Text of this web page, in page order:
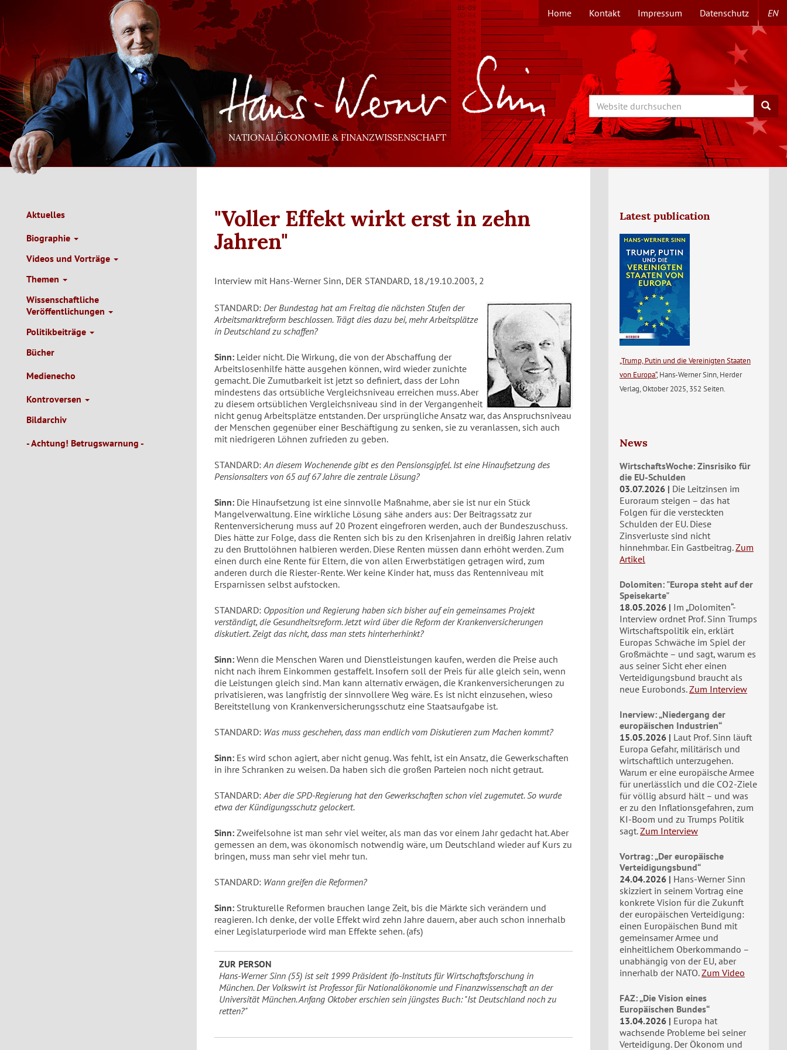
zum
Inhalt
TOPMENÜ
Home Kontakt Impressum Datenschutz EN
NATIONALÖKONOMIE & FINANZWISSENSCHAFT
Search Search
Main
Navigation
de
Aktuelles
Biographie
Videos und Vorträge
Themen
Wissenschaftliche
Veröffentlichungen
Politikbeiträge
Bücher
Medienecho
Kontroversen
Bildarchiv
- Achtung! Betrugswarnung -
"Voller Effekt wirkt erst in zehn
Jahren"
Interview mit Hans-Werner Sinn, DER STANDARD, 18./19.10.2003, 2
STANDARD: Der Bundestag hat am Freitag die nächsten Stufen der
Arbeitsmarktreform beschlossen. Trägt dies dazu bei, mehr Arbeitsplätze
in Deutschland zu schaffen?
Sinn: Leider nicht. Die Wirkung, die von der Abschaffung der
Arbeitslosenhilfe hätte ausgehen können, wird wieder zunichte
gemacht. Die Zumutbarkeit ist jetzt so definiert, dass der Lohn
mindestens das ortsübliche Vergleichsniveau erreichen muss. Aber
zu diesem ortsüblichen Vergleichsniveau sind in der Vergangenheit
nicht genug Arbeitsplätze entstanden. Der ursprüngliche Ansatz war, das Anspruchsniveau
der Menschen gegenüber einer Beschäftigung zu senken, sie zu veranlassen, sich auch
mit niedrigeren Löhnen zufrieden zu geben.
STANDARD:An diesem Wochenende gibt es den Pensionsgipfel. Ist eine Hinaufsetzung des
Pensionsalters von 65 auf 67 Jahre die zentrale Lösung?
Sinn: Die Hinaufsetzung ist eine sinnvolle Maßnahme, aber sie ist nur ein Stück
Mangelverwaltung. Eine wirkliche Lösung sähe anders aus: Der Beitragssatz zur
Rentenversicherung muss auf 20 Prozent eingefroren werden, auch der Bundeszuschuss.
Dies hätte zur Folge, dass die Renten sich bis zu den Krisenjahren in dreißig Jahren relativ
zu den Bruttolöhnen halbieren werden. Diese Renten müssen dann erhöht werden. Zum
einen durch eine Rente für Eltern, die von allen Erwerbstätigen getragen wird, zum
anderen durch die Riester-Rente. Wer keine Kinder hat, muss das Rentenniveau mit
Ersparnissen selbst aufstocken.
STANDARD: Opposition und Regierung haben sich bisher auf ein gemeinsames Projekt
verständigt, die Gesundheitsreform. Jetzt wird über die Reform der Krankenversicherungen
diskutiert. Zeigt das nicht, dass man stets hinterherhinkt?
Sinn: Wenn die Menschen Waren und Dienstleistungen kaufen, werden die Preise auch
nicht nach ihrem Einkommen gestaffelt. Insofern soll der Preis für alle gleich sein, wenn
die Leistungen gleich sind. Man kann alternativ erwägen, die Krankenversicherungen zu
privatisieren, was langfristig der sinnvollere Weg wäre. Es ist nicht einzusehen, wieso
Bereitstellung von Krankenversicherungsschutz eine Staatsaufgabe ist.
STANDARD: Was muss geschehen, dass man endlich vom Diskutieren zum Machen kommt?
Sinn: Es wird schon agiert, aber nicht genug. Was fehlt, ist ein Ansatz, die Gewerkschaften
in ihre Schranken zu weisen. Da haben sich die großen Parteien noch nicht getraut.
STANDARD:Aber die SPD-Regierung hat den Gewerkschaften schon viel zugemutet. So wurde
etwa der Kündigungsschutz gelockert.
Sinn: Zweifelsohne ist man sehr viel weiter, als man das vor einem Jahr gedacht hat. Aber
gemessen an dem, was ökonomisch notwendig wäre, um Deutschland wieder auf Kurs zu
bringen, muss man sehr viel mehr tun.
STANDARD: Wann greifen die Reformen?
Sinn: Strukturelle Reformen brauchen lange Zeit, bis die Märkte sich verändern und
reagieren. Ich denke, der volle Effekt wird zehn Jahre dauern, aber auch schon innerhalb
einer Legislaturperiode wird man Effekte sehen. (afs)
ZUR PERSON
Hans-Werner Sinn (55) ist seit 1999 Präsident ifo-Instituts für Wirtschaftsforschung in
München. Der Volkswirt ist Professor für Nationalökonomie und Finanzwissenschaft an der
Universität München. Anfang Oktober erschien sein jüngstes Buch: "Ist Deutschland noch zu
retten?"
Latest publication
„Trump, Putin und die Vereinigten Staaten
von Europa“, Hans-Werner Sinn, Herder
Verlag, Oktober 2025, 352 Seiten.
News
WirtschaftsWoche: Zinsrisiko für
die EU-Schulden
03.07.2026
Die Leitzinsen im
Euroraum steigen – das hat
Folgen für die versteckten
Schulden der EU. Diese
Zinsverluste sind nicht
hinnehmbar. Ein Gastbeitrag. Zum
Artikel
Dolomiten: "Europa steht auf der
Speisekarte"
18.05.2026
Im „Dolomiten“-
Interview ordnet Prof. Sinn Trumps
Wirtschaftspolitik ein, erklärt
Europas Schwäche im Spiel der
Großmächte – und sagt, warum es
aus seiner Sicht eher einen
Verteidigungsbund braucht als
neue Eurobonds. Zum Interview
Inerview: „Niedergang der
europäischen Industrien“
15.05.2026
Laut Prof. Sinn läuft
Europa Gefahr, militärisch und
wirtschaftlich unterzugehen.
Warum er eine europäische Armee
für unerlässlich und die CO2-Ziele
für völlig absurd hält – und was
er zu den Inflationsgefahren, zum
KI-Boom und zu Trumps Politik
sagt. Zum Interview
Vortrag: „Der europäische
Verteidigungsbund“
24.04.2026
Hans-Werner Sinn
skizziert in seinem Vortrag eine
konkrete Vision für die Zukunft
der europäischen Verteidigung:
einen Europäischen Bund mit
gemeinsamer Armee und
einheitlichem Oberkommando –
unabhängig von der EU, aber
innerhalb der NATO. Zum Video
FAZ: „Die Vision eines
Europäischen Bundes“
13.04.2026
Europa hat
wachsende Probleme bei seiner
Verteidigung. Der Ökonom und